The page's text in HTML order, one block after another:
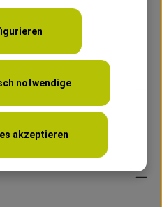
notwendige
akzeptieren